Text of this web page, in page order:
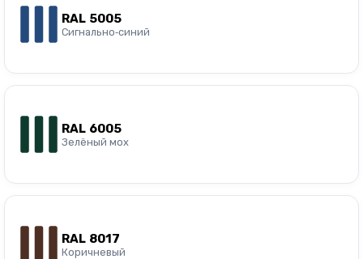
RAL 5005
Сигнально‑синий
RAL 6005
Зелёный мох
RAL 8017
Коричневый